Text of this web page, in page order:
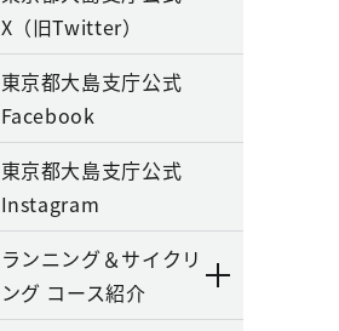
X（旧Twitter）
東京都大島支庁公式
Facebook
東京都大島支庁公式
Instagram
ランニング＆サイクリ
ング コース紹介